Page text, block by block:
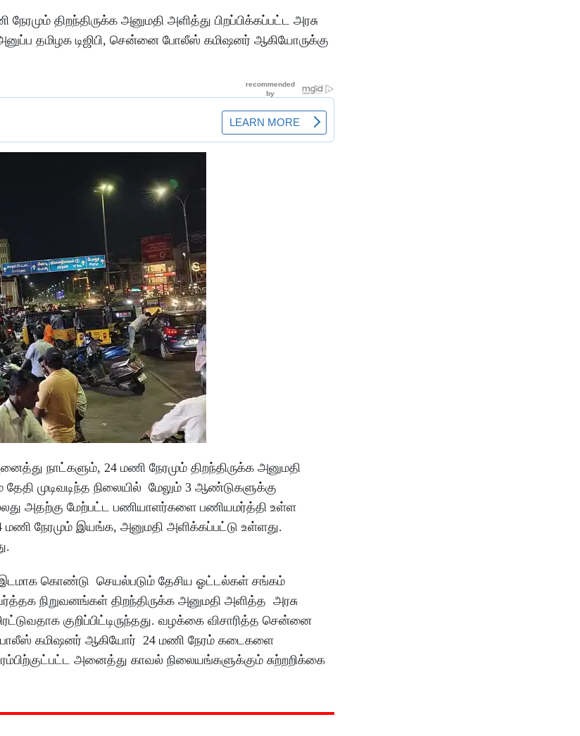
திறந்திருக்க அனுமதி அளித்து பிறப்பிக்கப்பட்ட அரசு
தமிழக டிஜிபி, சென்னை போலீஸ் கமிஷனர் ஆகியோருக்கு
நாட்களும், 24 மணி நேரமும் திறந்திருக்க அனுமதி
முடிவடிந்த நிலையில் மேலும் 3 ஆண்டுகளுக்கு
அதற்கு மேற்பட்ட பணியாளர்களை பணியமர்த்தி உள்ள
நேரமும் இயங்க, அனுமதி அளிக்கப்பட்டு உள்ளது.
கொண்டு செயல்படும் தேசிய ஓட்டல்கள் சங்கம்
நிறுவனங்கள் திறந்திருக்க அனுமதி அளித்த அரசு
குறிப்பிட்டிருந்தது. வழக்கை விசாரித்த சென்னை
போலீஸ் கமிஷனர் ஆகியோர் 24 மணி நேரம் கடைகளை
அனைத்து காவல் நிலையங்களுக்கும் சுற்றறிக்கை